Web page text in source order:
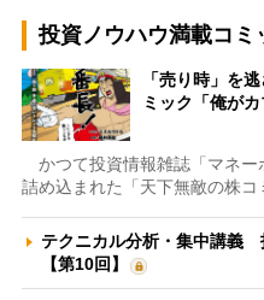
投資ノウハウ満載コミ
「売り時」を
ミック「俺が
かつて投資情報雑誌「マネー
詰め込まれた「天下無敵の株
テクニカル分析・集中講義
【第10回】